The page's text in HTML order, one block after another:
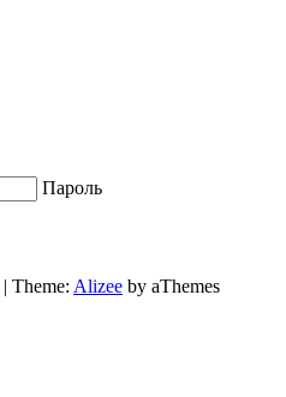
Пароль
| Theme: Alizee by aThemes